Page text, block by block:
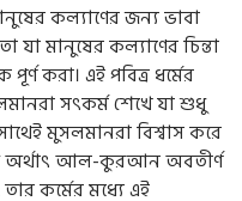
কল্যাণের জন্য ভাবা
যা মানুষের কল্যাণের চিন্তা
করা। এই পবিত্র ধর্মের
সৎকর্ম শেখে যা শুধু
মুসলমানরা বিশ্বাস করে
অর্থাৎ আল-কুরআন অবতীর্ণ